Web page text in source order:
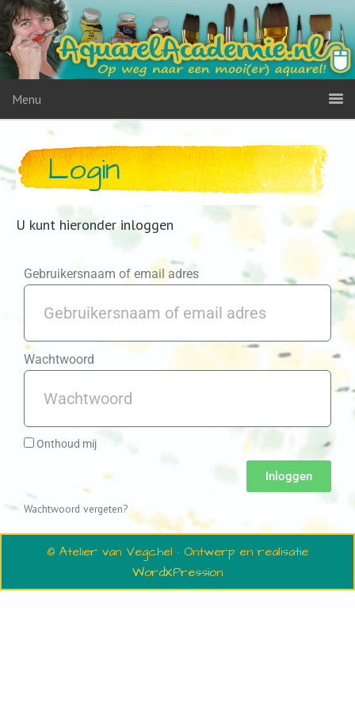
Menu
Login
U kunt hieronder inloggen
Gebruikersnaam of email adres
Wachtwoord
Onthoud mij
Inloggen
Wachtwoord vergeten?
© Atelier van Vegchel · Ontwerp en realisatie
WordXPression